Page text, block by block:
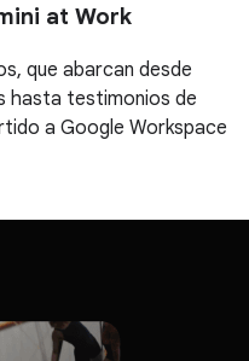
at Work
que abarcan desde
hasta testimonios de
a Google Workspace